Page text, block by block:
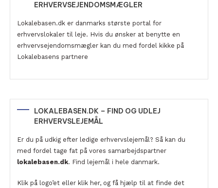
ERHVERVSEJENDOMSMÆGLER
Lokalebasen.dk er danmarks største portal for
erhvervslokaler til leje. Hvis du ønsker at benytte en
erhvervsejendomsmægler kan du med fordel kikke på
Lokalebasens partnere
LOKALEBASEN.DK – FIND OG UDLEJ
ERHVERVSLEJEMÅL
Er du på udkig efter ledige erhvervslejemål? Så kan du
med fordel tage fat på vores samarbejdspartner
lokalebasen.dk. Find lejemål i hele danmark.
Klik på logo’et eller klik her, og få hjælp til at finde det